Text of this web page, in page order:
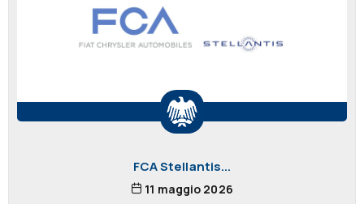
FCA Stellantis...
11 maggio 2026